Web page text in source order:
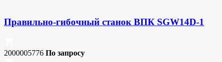
Правильно-гибочный станок ВПК SGW14D-1
2000005776 По запросу